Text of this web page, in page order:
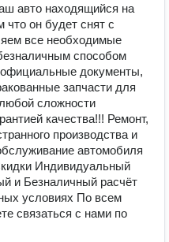
авто находящийся на
что он будет снят с
все необходимые
способом
документы,
запчасти для
сложности
качества!!! Ремонт,
производства и
автомобиля
Индивидуальный
и Безналичный расчёт
условиях По всем
связаться с нами по